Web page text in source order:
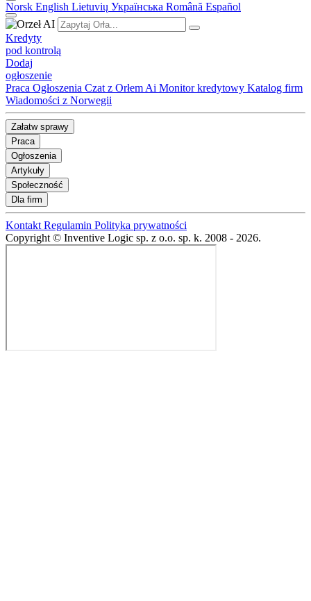
Norsk English Lietuvių Українська Română Español
Kredyty
pod kontrolą
Dodaj
ogłoszenie
Praca Ogłoszenia Czat z Orłem Ai Monitor kredytowy Katalog firm
Wiadomości z Norwegii
Załatw sprawy
Praca
Ogłoszenia
Artykuły
Społeczność
Dla firm
Kontakt Regulamin Polityka prywatności
Copyright © Inventive Logic sp. z o.o. sp. k. 2008 - 2026.